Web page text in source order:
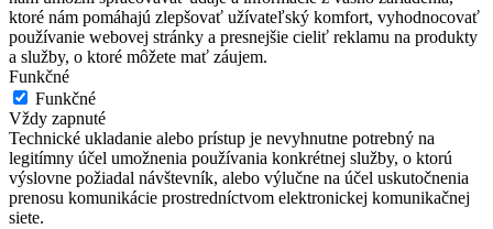
ktoré nám pomáhajú zlepšovať užívateľský komfort, vyhodnocovať
používanie webovej stránky a presnejšie cieliť reklamu na produkty
a služby, o ktoré môžete mať záujem.
Funkčné
Funkčné
Vždy zapnuté
Technické ukladanie alebo prístup je nevyhnutne potrebný na
legitímny účel umožnenia používania konkrétnej služby, o ktorú
výslovne požiadal návštevník, alebo výlučne na účel uskutočnenia
prenosu komunikácie prostredníctvom elektronickej komunikačnej
siete.